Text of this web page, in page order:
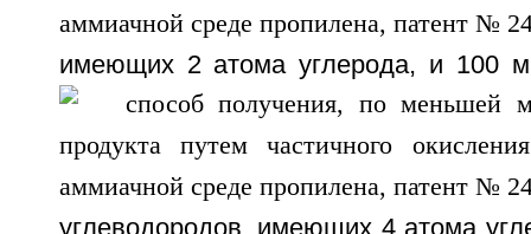
имеющих 2 атома углерода, и 100
углеводородов, имеющих 4 атома